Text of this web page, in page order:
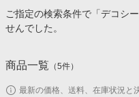
百貨店・総合ECモール
食品・スイーツ・お酒
イベント一覧
初回購入者限定特典
対象ストア新規限定特典
ご指定の検索条件で「デコシ
せんでした。
商品一覧 （5件）
最新の価格、送料、在庫状況と